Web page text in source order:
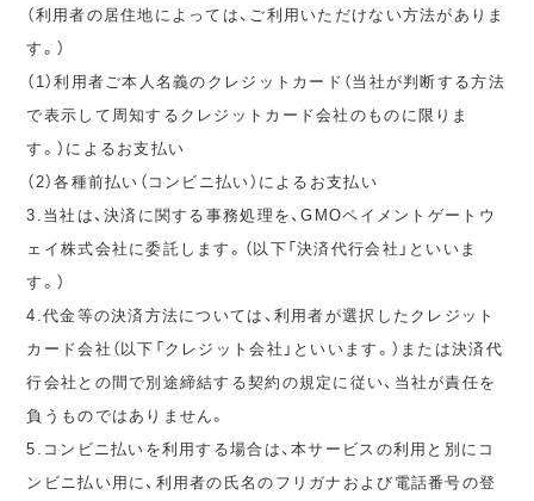
（利用者の居住地によっては、ご利用いただけない方法がありま
す。）
（1）利用者ご本人名義のクレジットカード（当社が判断する方法
で表示して周知するクレジットカード会社のものに限りま
す。）によるお支払い
（2）各種前払い（コンビニ払い）によるお支払い
3.当社は、決済に関する事務処理を、GMOペイメントゲートウ
ェイ株式会社に委託します。（以下「決済代行会社」といいま
す。）
4.代金等の決済方法については、利用者が選択したクレジット
カード会社（以下「クレジット会社」といいます。）または決済代
行会社との間で別途締結する契約の規定に従い、当社が責任を
負うものではありません。
5.コンビニ払いを利用する場合は、本サービスの利用と別にコ
ンビニ払い用に、利用者の氏名のフリガナおよび電話番号の登